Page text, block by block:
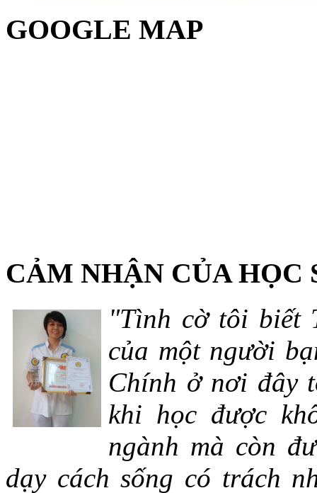
GOOGLE MAP
CẢM NHẬN CỦA HỌC
"Tình cờ tôi biết
của một người
Chính ở nơi đây
khi học được
ngành mà còn
dạy cách sống có trách